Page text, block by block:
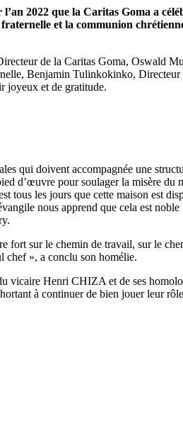
2022 que la Caritas Goma a
et la communion
de la Caritas Goma, Oswald
Benjamin Tulinkokinko,
joyeux et de gratitude.
qui doivent accompagnée une
d’œuvre pour soulager la misère
les jours que cette maison est
nous apprend que cela est
fort sur le chemin de travail, sur le
chef », a conclu son homélie.
Henri CHIZA et de ses
à continuer de bien jouer leur